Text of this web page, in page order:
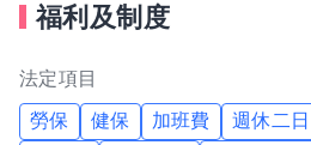
福利及制度
法定項目
勞保 健保 加班費 週休二日